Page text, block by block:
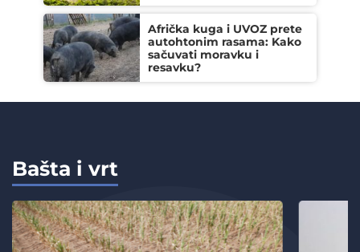
Afrička kuga i UVOZ prete
autohtonim rasama: Kako
sačuvati moravku i
resavku?
Bašta i vrt